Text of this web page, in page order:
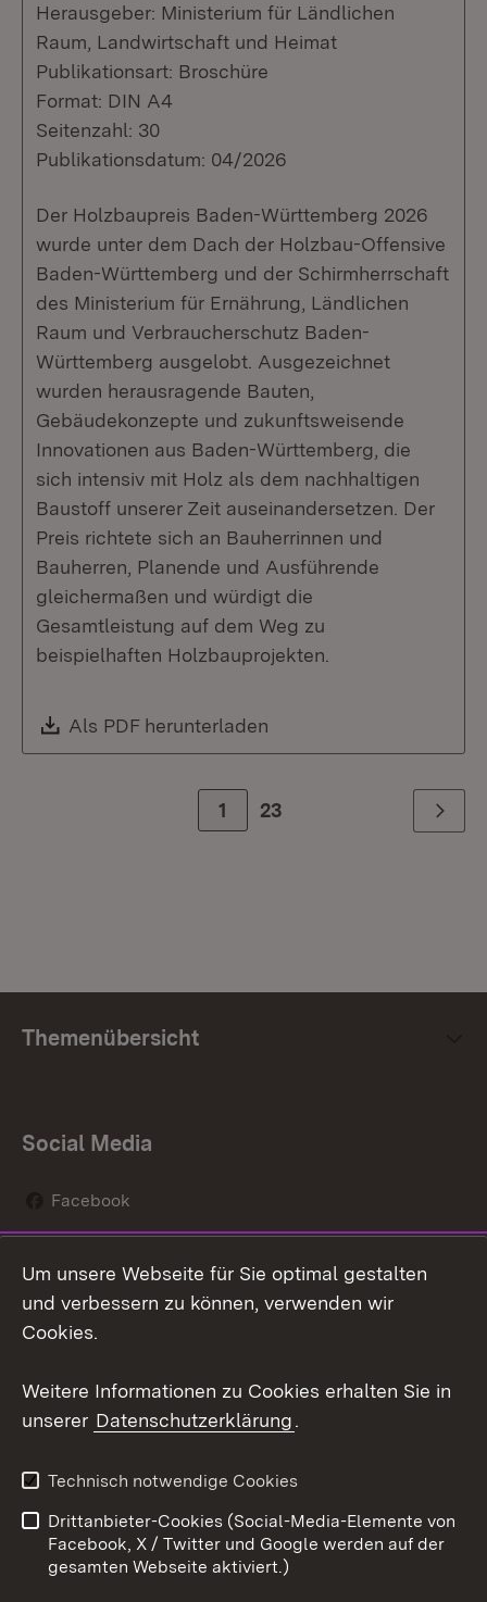
Herausgeber: Ministerium für Ländlichen
Raum, Landwirtschaft und Heimat
Publikationsart: Broschüre
Format: DIN A4
Seitenzahl: 30
Publikationsdatum: 04/2026
Der Holzbaupreis Baden-Württemberg 2026
wurde unter dem Dach der Holzbau-Offensive
Baden-Württemberg und der Schirmherrschaft
des Ministerium für Ernährung, Ländlichen
Raum und Verbraucherschutz Baden-
Württemberg ausgelobt. Ausgezeichnet
wurden herausragende Bauten,
Gebäudekonzepte und zukunftsweisende
Innovationen aus Baden-Württemberg, die
sich intensiv mit Holz als dem nachhaltigen
Baustoff unserer Zeit auseinandersetzen. Der
Preis richtete sich an Bauherrinnen und
Bauherren, Planende und Ausführende
gleichermaßen und würdigt die
Gesamtleistung auf dem Weg zu
beispielhaften Holzbauprojekten.
Download:
Als PDF herunterladen
Zur Seite
1 23 Weiter
Themenübersicht
Social Media
Facebook
Social Wall
Youtube
Kontakt
Datenschutz
Barrierefreiheit
Impressum Cookies
Um unsere Webseite für Sie optimal gestalten
und verbessern zu können, verwenden wir
Cookies.
Weitere Informationen zu Cookies erhalten Sie in
unserer Datenschutzerklärung.
Technisch notwendige Cookies
Drittanbieter-Cookies (Social-Media-Elemente von
Facebook, X / Twitter und Google werden auf der
gesamten Webseite aktiviert.)